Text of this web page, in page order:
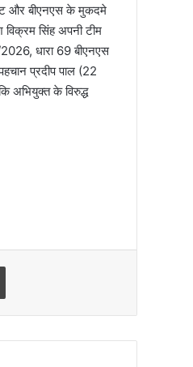
और बीएनएस के मुकदमे
विक्रम सिंह अपनी टीम
धारा 69 बीएनएस
प्रदीप पाल (22
अभियुक्त के विरुद्ध